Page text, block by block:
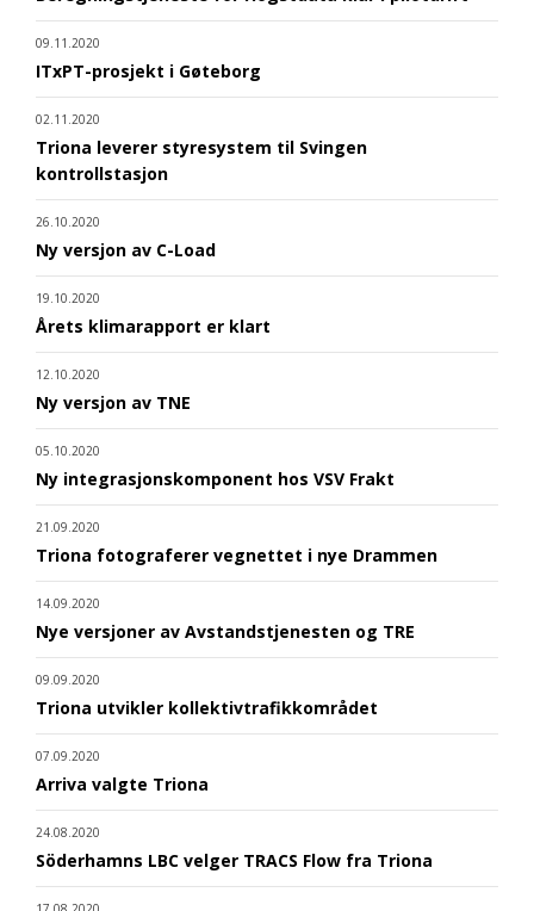
09.11.2020
ITxPT-prosjekt i Gøteborg
02.11.2020
Triona leverer styresystem til Svingen
kontrollstasjon
26.10.2020
Ny versjon av C-Load
19.10.2020
Årets klimarapport er klart
12.10.2020
Ny versjon av TNE
05.10.2020
Ny integrasjonskomponent hos VSV Frakt
21.09.2020
Triona fotograferer vegnettet i nye Drammen
14.09.2020
Nye versjoner av Avstandstjenesten og TRE
09.09.2020
Triona utvikler kollektivtrafikkområdet
07.09.2020
Arriva valgte Triona
24.08.2020
Söderhamns LBC velger TRACS Flow fra Triona